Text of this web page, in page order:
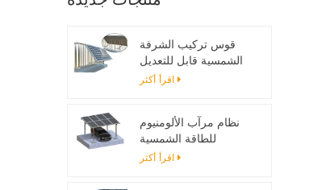
قوس تركيب الشرفة
الشمسية قابل للتعديل
اقرأ أكثر
نظام مرآب الألومنيوم
للطاقة الشمسية
اقرأ أكثر